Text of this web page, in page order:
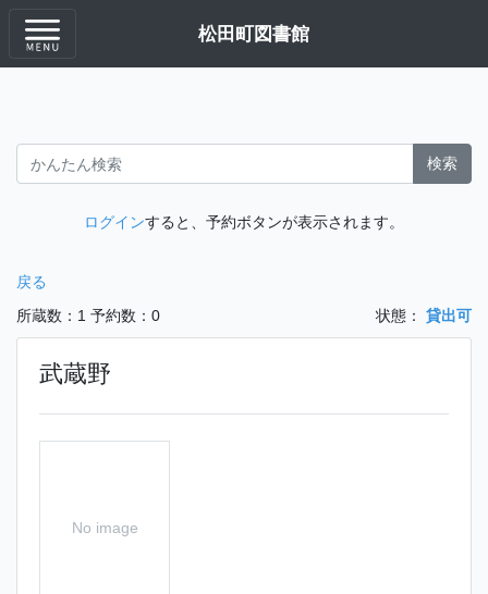
松田町図書館
検索
ログインすると、予約ボタンが表示されます。
戻る
所蔵数：1 予約数：0 状態： 貸出可
武蔵野
No image